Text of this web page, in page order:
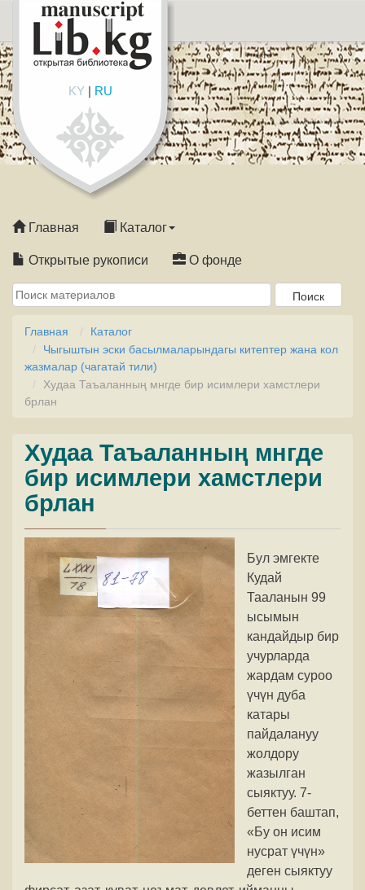
KY| RU
Главная Каталог
Открытые рукописи О фонде
Главная
Каталог
Чыгыштын эски басылмаларындагы китептер жана кол
жазмалар (чагатай тили)
Худаа Таъаланның мнгде бир исимлери хамстлери
брлан
Худаа Таъаланның мнгде
бир исимлери хамстлери
брлан
Бул эмгекте
Кудай
Тааланын 99
ысымын
кандайдыр бир
учурларда
жардам суроо
үчүн дуба
катары
пайдалануу
жолдору
жазылган
сыяктуу. 7-
беттен баштап,
«Бу он исим
нусрат үчүн»
деген сыяктуу